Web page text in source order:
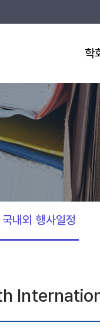
학
국내외 행사일정